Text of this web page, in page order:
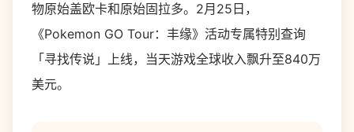
物原始盖欧卡和原始固拉多。2月25日，
《Pokemon GO Tour：丰缘》活动专属特别查询
「寻找传说」上线，当天游戏全球收入飘升至840万
美元。